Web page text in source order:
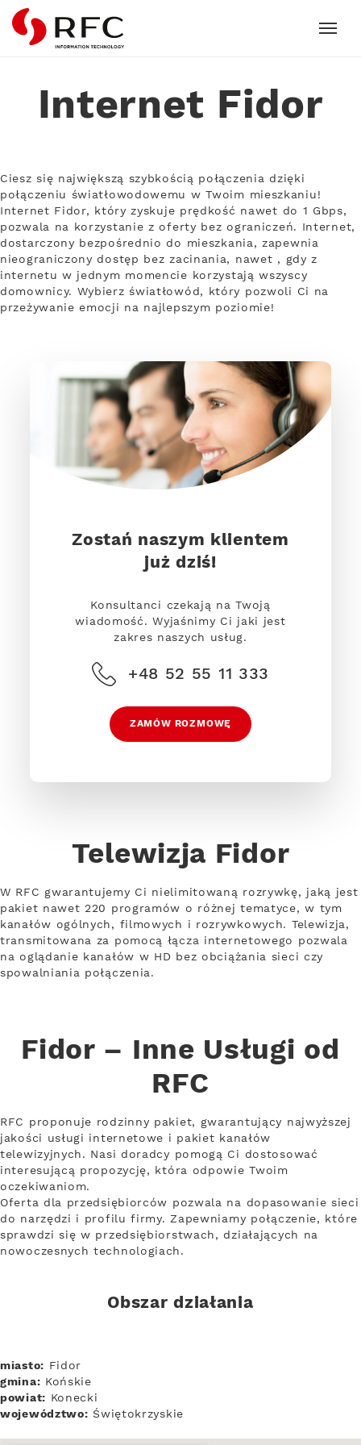
RFC
Internet Fidor
Ciesz się największą szybkością połączenia dzięki
połączeniu światłowodowemu w Twoim mieszkaniu!
Internet Fidor, który zyskuje prędkość nawet do 1 Gbps,
pozwala na korzystanie z oferty bez ograniczeń. Internet,
dostarczony bezpośrednio do mieszkania, zapewnia
nieograniczony dostęp bez zacinania, nawet , gdy z
internetu w jednym momencie korzystają wszyscy
domownicy. Wybierz światłowód, który pozwoli Ci na
przeżywanie emocji na najlepszym poziomie!
Zostań naszym klientem
już dziś!
Konsultanci czekają na Twoją
wiadomość. Wyjaśnimy Ci jaki jest
zakres naszych usług.
+48 52 55 11 333
ZAMÓW ROZMOWĘ
Telewizja Fidor
W RFC gwarantujemy Ci nielimitowaną rozrywkę, jaką jest
pakiet nawet 220 programów o różnej tematyce, w tym
kanałów ogólnych, filmowych i rozrywkowych. Telewizja,
transmitowana za pomocą łącza internetowego pozwala
na oglądanie kanałów w HD bez obciążania sieci czy
spowalniania połączenia.
Fidor – Inne Usługi od
RFC
RFC proponuje rodzinny pakiet, gwarantujący najwyższej
jakości usługi internetowe i pakiet kanałów
telewizyjnych. Nasi doradcy pomogą Ci dostosować
interesującą propozycję, która odpowie Twoim
oczekiwaniom.
Oferta dla przedsiębiorców pozwala na dopasowanie sieci
do narzędzi i profilu firmy. Zapewniamy połączenie, które
sprawdzi się w przedsiębiorstwach, działających na
nowoczesnych technologiach.
Obszar działania
miasto: Fidor
gmina: Końskie
powiat: Konecki
województwo: Świętokrzyskie